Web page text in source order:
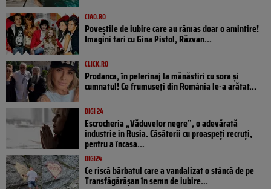
CIAO.RO
Poveştile de iubire care au rămas doar o amintire!
Imagini tari cu Gina Pistol, Răzvan...
CLICK.RO
Prodanca, în pelerinaj la mănăstiri cu sora și
cumnatul! Ce frumuseți din România le-a arătat...
DIGI 24
Escrocheria „Văduvelor negre”, o adevărată
industrie în Rusia. Căsătorii cu proaspeți recruți,
pentru a încasa...
DIGI24
Ce riscă bărbatul care a vandalizat o stâncă de pe
Transfăgărășan în semn de iubire...